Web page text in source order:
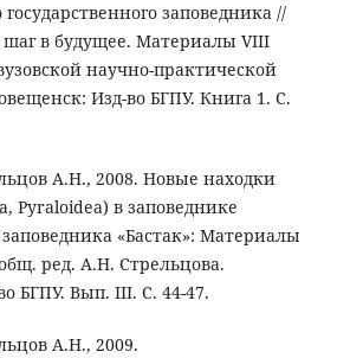
заповедника //
в будущее. Материалы VIII
научно-практической
Изд-во БГПУ. Книга 1. С.
А.Н., 2008. Новые находки
Pyraloidea) в заповеднике
«Бастак»: Материалы
ред. А.Н. Стрельцова.
БГПУ. Вып. III. С. 44-47.
А.Н., 2009.